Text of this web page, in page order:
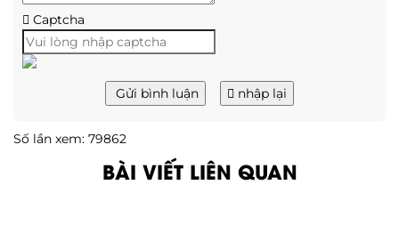
Captcha
Gửi bình luận nhập lại
Số lần xem: 79862
BÀI VIẾT LIÊN QUAN